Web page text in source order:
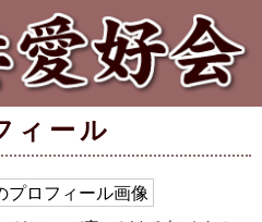
ィール